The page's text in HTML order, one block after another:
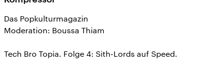
Das Popkulturmagazin
Moderation: Boussa Thiam
Tech Bro Topia. Folge 4: Sith-Lords auf Speed.